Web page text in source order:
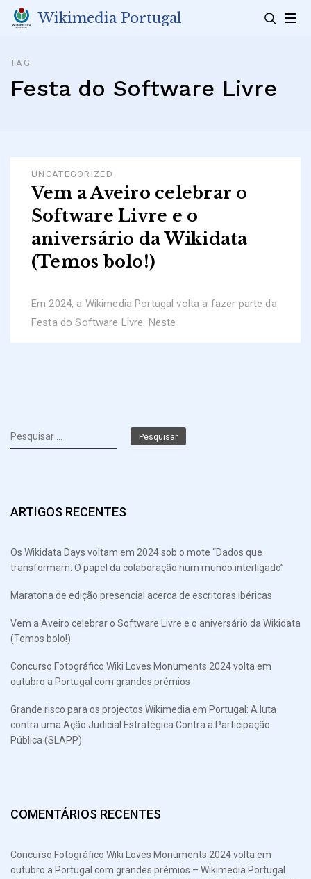
Skip
Wikimedia Portugal
TAG
Festa do Software Livre
UNCATEGORIZED
Vem a Aveiro celebrar o
Software Livre e o
aniversário da Wikidata
(Temos bolo!)
Em 2024, a Wikimedia Portugal volta a fazer parte da
Festa do Software Livre. Neste
Pesquisar
por:
ARTIGOS RECENTES
Os Wikidata Days voltam em 2024 sob o mote “Dados que
transformam: O papel da colaboração num mundo interligado”
Maratona de edição presencial acerca de escritoras ibéricas
Vem a Aveiro celebrar o Software Livre e o aniversário da Wikidata
(Temos bolo!)
Concurso Fotográfico Wiki Loves Monuments 2024 volta em
outubro a Portugal com grandes prémios
Grande risco para os projectos Wikimedia em Portugal: A luta
contra uma Ação Judicial Estratégica Contra a Participação
Pública (SLAPP)
COMENTÁRIOS RECENTES
Concurso Fotográfico Wiki Loves Monuments 2024 volta em
outubro a Portugal com grandes prémios – Wikimedia Portugal